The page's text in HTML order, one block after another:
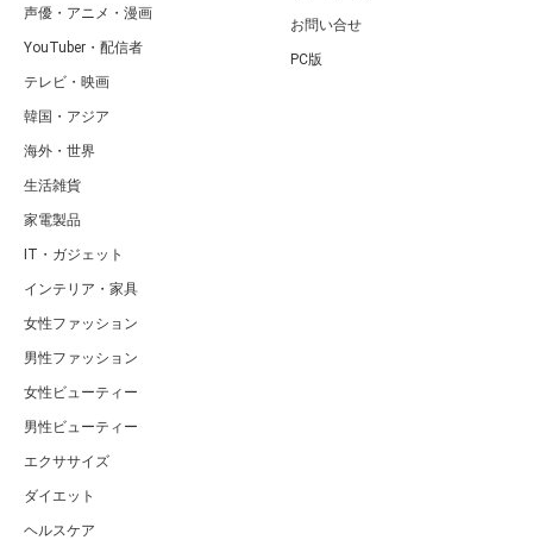
声優・アニメ・漫画
YouTuber・配信者
テレビ・映画
韓国・アジア
海外・世界
生活雑貨
家電製品
IT・ガジェット
インテリア・家具
女性ファッション
男性ファッション
女性ビューティー
男性ビューティー
エクササイズ
ダイエット
ヘルスケア
お問い合せ
PC版